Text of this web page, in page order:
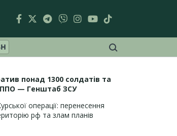
понад 1300 солдатів та
— Генштаб ЗСУ
операції: перенесення
рф та злам планів